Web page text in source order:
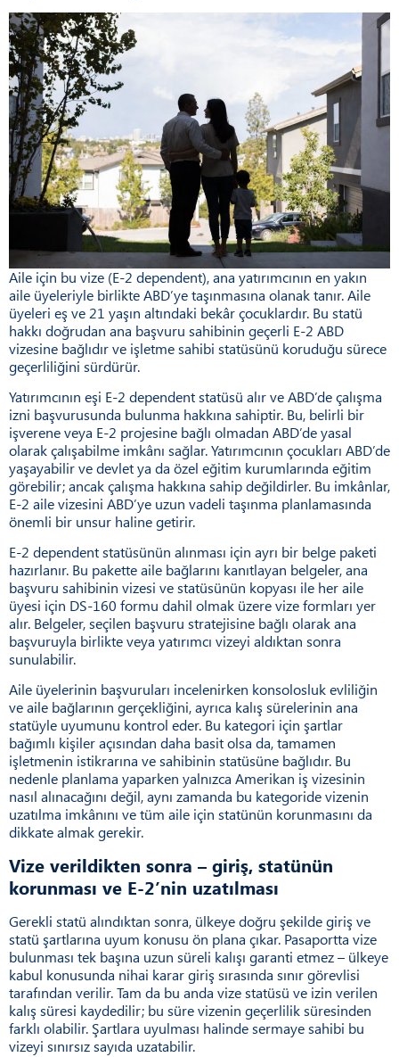
Aile için bu vize (E-2 dependent), ana yatırımcının en yakın
aile üyeleriyle birlikte ABD’ye taşınmasına olanak tanır. Aile
üyeleri eş ve 21 yaşın altındaki bekâr çocuklardır. Bu statü
hakkı doğrudan ana başvuru sahibinin geçerli E-2 ABD
vizesine bağlıdır ve işletme sahibi statüsünü koruduğu sürece
geçerliliğini sürdürür.
Yatırımcının eşi E-2 dependent statüsü alır ve ABD’de çalışma
izni başvurusunda bulunma hakkına sahiptir. Bu, belirli bir
işverene veya E-2 projesine bağlı olmadan ABD’de yasal
olarak çalışabilme imkânı sağlar. Yatırımcının çocukları ABD’de
yaşayabilir ve devlet ya da özel eğitim kurumlarında eğitim
görebilir; ancak çalışma hakkına sahip değildirler. Bu imkânlar,
E-2 aile vizesini ABD’ye uzun vadeli taşınma planlamasında
önemli bir unsur haline getirir.
E-2 dependent statüsünün alınması için ayrı bir belge paketi
hazırlanır. Bu pakette aile bağlarını kanıtlayan belgeler, ana
başvuru sahibinin vizesi ve statüsünün kopyası ile her aile
üyesi için DS-160 formu dahil olmak üzere vize formları yer
alır. Belgeler, seçilen başvuru stratejisine bağlı olarak ana
başvuruyla birlikte veya yatırımcı vizeyi aldıktan sonra
sunulabilir.
Aile üyelerinin başvuruları incelenirken konsolosluk evliliğin
ve aile bağlarının gerçekliğini, ayrıca kalış sürelerinin ana
statüyle uyumunu kontrol eder. Bu kategori için şartlar
bağımlı kişiler açısından daha basit olsa da, tamamen
işletmenin istikrarına ve sahibinin statüsüne bağlıdır. Bu
nedenle planlama yaparken yalnızca Amerikan iş vizesinin
nasıl alınacağını değil, aynı zamanda bu kategoride vizenin
uzatılma imkânını ve tüm aile için statünün korunmasını da
dikkate almak gerekir.
Vize verildikten sonra – giriş, statünün
korunması ve E-2’nin uzatılması
Gerekli statü alındıktan sonra, ülkeye doğru şekilde giriş ve
statü şartlarına uyum konusu ön plana çıkar. Pasaportta vize
bulunması tek başına uzun süreli kalışı garanti etmez – ülkeye
kabul konusunda nihai karar giriş sırasında sınır görevlisi
tarafından verilir. Tam da bu anda vize statüsü ve izin verilen
kalış süresi kaydedilir; bu süre vizenin geçerlilik süresinden
farklı olabilir. Şartlara uyulması halinde sermaye sahibi bu
vizeyi sınırsız sayıda uzatabilir.